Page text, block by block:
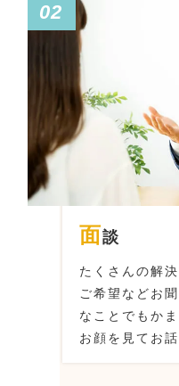
02
面談
たくさんの解
ご希望などお
なことでもか
お顔を見てお